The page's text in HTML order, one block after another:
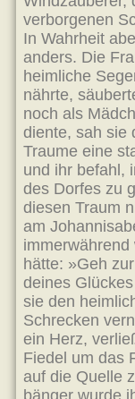
verborgenen
In Wahrheit
anders. Die
heimliche
nährte,
noch als
diente, sah sie
Traume eine
und ihr befahl,
des Dorfes zu
diesen Traum
am
immerwährend
hätte: »Geh
deines
sie den
Schrecken
ein Herz,
Fiedel um das
auf die Quelle
bänger wurde